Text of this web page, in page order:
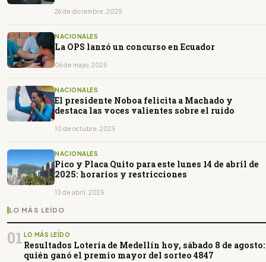
26 de diciembre, 2025
NACIONALES
La OPS lanzó un concurso en Ecuador
06 de mayo, 2025
NACIONALES
El presidente Noboa felicita a Machado y
destaca las voces valientes sobre el ruido
10 de octubre, 2025
NACIONALES
Pico y Placa Quito para este lunes 14 de abril de
2025: horarios y restricciones
13 de abril, 2025
LO MÁS LEÍDO
01 LO MÁS LEÍDO
Resultados Lotería de Medellín hoy, sábado 8 de agosto:
quién ganó el premio mayor del sorteo 4847